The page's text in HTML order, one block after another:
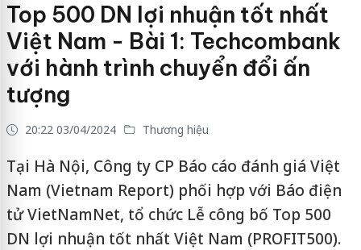
Top 500 DN lợi nhuận tốt nhất
Việt Nam - Bài 1: Techcombank
với hành trình chuyển đổi ấn
tượng
20:22 03/04/2024 Thương hiệu
Tại Hà Nội, Công ty CP Báo cáo đánh giá Việt
Nam (Vietnam Report) phối hợp với Báo điện
tử VietNamNet, tổ chức Lễ công bố Top 500
DN lợi nhuận tốt nhất Việt Nam (PROFIT500).